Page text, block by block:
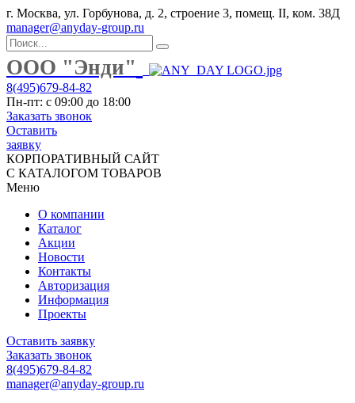
г. Москва, ул. Горбунова, д. 2, строение 3, помещ. II, ком. 38Д
manager@anyday-group.ru
ООО "Энди"
8(495)679-84-82
Пн-пт: с 09:00 до 18:00
Заказать звонок
Оставить
заявку
КОРПОРАТИВНЫЙ САЙТ
С КАТАЛОГОМ ТОВАРОВ
Меню
О компании
Каталог
Акции
Новости
Контакты
Авторизация
Информация
Проекты
Оставить заявку
Заказать звонок
8(495)679-84-82
manager@anyday-group.ru